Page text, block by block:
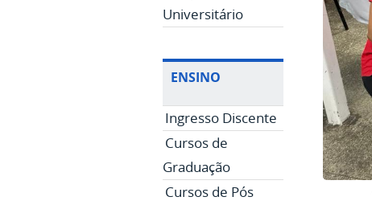
Universitário
ENSINO
Ingresso Discente
Cursos de
Graduação
Cursos de Pós